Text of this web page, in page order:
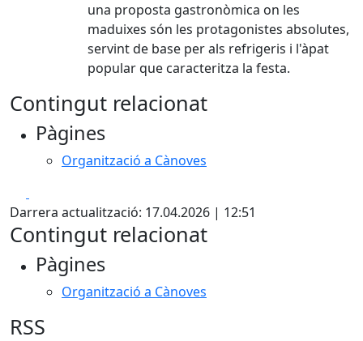
una proposta gastronòmica on les
maduixes són les protagonistes absolutes,
servint de base per als refrigeris i l'àpat
popular que caracteritza la festa.
Contingut relacionat
Pàgines
Organització a Cànoves
Darrera actualització: 17.04.2026 | 12:51
Contingut relacionat
Pàgines
Organització a Cànoves
RSS